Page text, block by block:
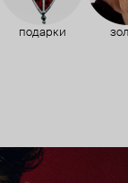
подарки